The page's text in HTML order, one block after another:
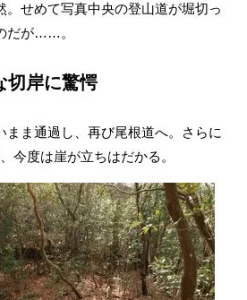
。せめて写真中央の登山道が堀切っ
だが……。
切岸に驚愕
ま通過し、再び尾根道へ。さらに
今度は崖が立ちはだかる。